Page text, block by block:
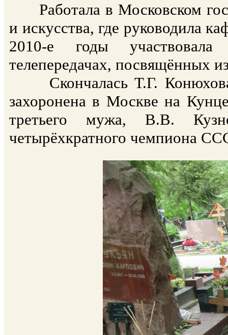
Работала в Московском
и искусства, где руководила
2010-е годы
телепередачах, посвящённых
Скончалась Т.Г. Конюхова
захоронена в Москве на
третьего мужа, В.В.
четырёхкратного чемпиона